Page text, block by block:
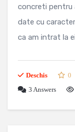
concreti pentru
date cu
ca am intrat la
Deschis 0
3 Answers